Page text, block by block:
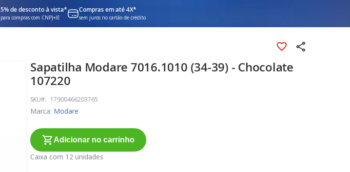
5% de desconto à vista*
para compras com CNPJ+IE
Compras em até 4X*
sem juros no cartão de crédito
Sapatilha Modare 7016.1010 (34-39) - Chocolate
107220
SKU 17900466203765
Marca: Modare
Adicionar no carrinho
Caixa com 12 unidades